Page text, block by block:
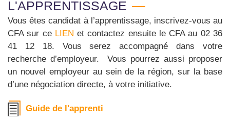
L'APPRENTISSAGE
Vous êtes candidat à l’apprentissage, inscrivez-vous au
CFA sur ce LIENet contactez ensuite le CFA au 02 36
41 12 18. Vous serez accompagné dans votre
recherche d’employeur. Vous pourrez aussi proposer
un nouvel employeur au sein de la région, sur la base
d’une négociation directe, à votre initiative.
Guide de l'apprenti